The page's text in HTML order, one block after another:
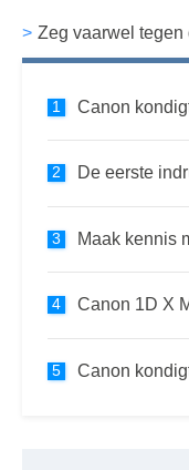
Zeg vaarwel